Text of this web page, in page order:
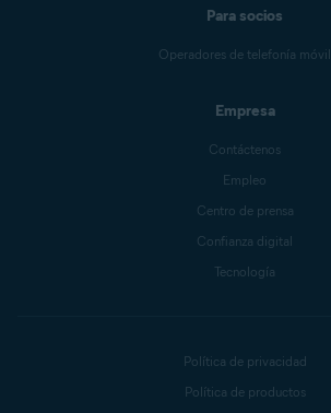
Para socios
Operadores de telefonía móvil
Empresa
Contáctenos
Empleo
Centro de prensa
Confianza digital
Tecnología
Política de privacidad
Política de productos